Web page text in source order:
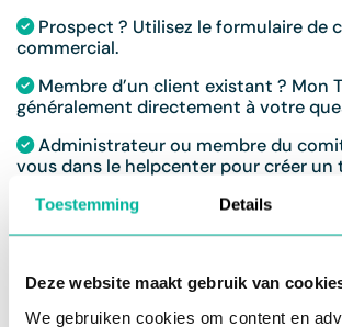
Toestemming Details
Deze website maakt gebruik van
We gebruiken cookies om content en
Prospect ? Utilisez le formulaire de
commercial.
Membre d’un client existant ? Mon
généralement directement à votre
Administrateur ou membre du
vous dans le helpcenter pour créer un
Avez-vous une question ou
vous en savoir plus sur